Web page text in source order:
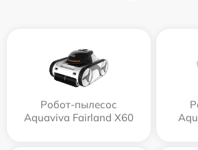
Робот-пылесос
Aquaviva Fairland X60